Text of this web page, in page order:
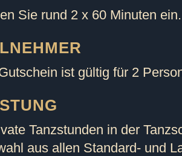
Sie rund 2 x 60 Minuten ein.
ist gültig für 2
Tanzstunden in der
aus allen Standard- und